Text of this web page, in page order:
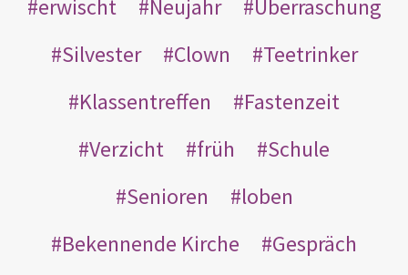
erwischt
Neujahr
Überraschung
Silvester
Clown
Teetrinker
Klassentreffen
Fastenzeit
Verzicht
früh
Schule
Senioren
loben
Bekennende Kirche
Gespräch